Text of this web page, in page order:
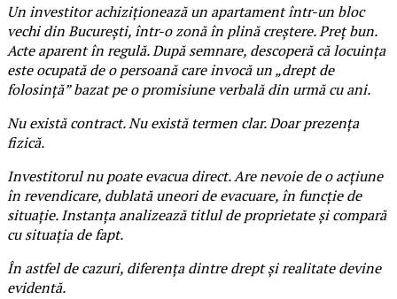
Un investitor achiziționează un apartament într-un bloc
vechi din București, într-o zonă în plină creștere. Preț bun.
Acte aparent în regulă. După semnare, descoperă că locuința
este ocupată de o persoană care invocă un „drept de
folosință” bazat pe o promisiune verbală din urmă cu ani.
Nu există contract. Nu există termen clar. Doar prezența
fizică.
Investitorul nu poate evacua direct. Are nevoie de o acțiune
în revendicare, dublată uneori de evacuare, în funcție de
situație. Instanța analizează titlul de proprietate și compară
cu situația de fapt.
În astfel de cazuri, diferența dintre drept și realitate devine
evidentă.